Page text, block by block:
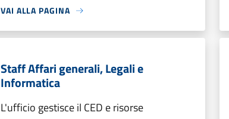
VAI ALLA PAGINA
Staff Affari generali, Legali e
Informatica
L'ufficio gestisce il CED e risorse